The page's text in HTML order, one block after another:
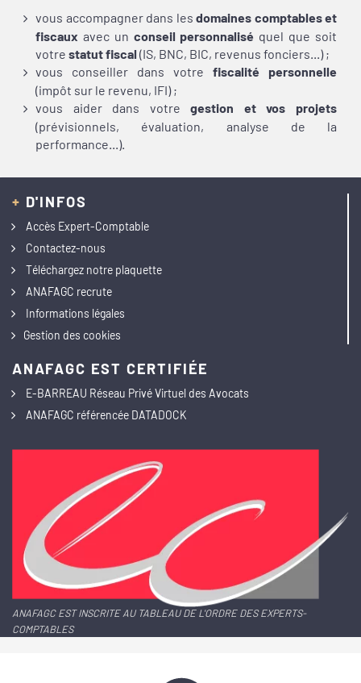
vous accompagner dans les domaines comptables et
fiscaux avec un conseil personnalisé quel que soit
votre statut fiscal(IS, BNC, BIC, revenus fonciers...) ;
vous conseiller dans votre fiscalité personnelle
(impôt sur le revenu, IFI) ;
vous aider dans votregestion et vos projets
(prévisionnels, évaluation, analyse de la
performance...).
+ D'INFOS
Accès Expert-Comptable
Contactez-nous
Téléchargez notre plaquette
ANAFAGC recrute
Informations légales
Gestion des cookies
ANAFAGC EST CERTIFIÉE
E-BARREAU Réseau Privé Virtuel des Avocats
ANAFAGC référencée DATADOCK
ANAFAGC EST INSCRITE AU TABLEAU DE L'ORDRE DES EXPERTS-
COMPTABLES